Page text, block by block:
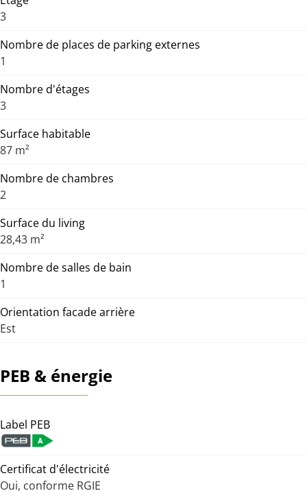
3
Nombre de places de parking externes
1
Nombre d'étages
3
Surface habitable
87 m²
Nombre de chambres
2
Surface du living
28,43 m²
Nombre de salles de bain
1
Orientation facade arrière
Est
PEB & énergie
Label PEB
Certificat d'électricité
Oui, conforme RGIE